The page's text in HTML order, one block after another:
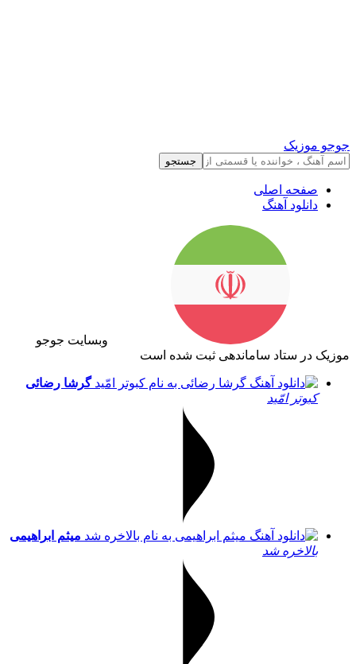
جوجو موزیک
جستجو
صفحه اصلی
دانلود آهنگ
وبسایت جوجو
موزیک در ستاد ساماندهی ثبت شده است
گرشا رضائی
کبوتر امّید
میثم ابراهیمی
بالاخره شد